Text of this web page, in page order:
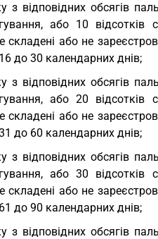
з відповідних обсягів
або 10 відсотків
або не
16 до 30 календарних днів;
з відповідних обсягів
або 20 відсотків
або не
31 до 60 календарних днів;
з відповідних обсягів
або 30 відсотків
або не
61 до 90 календарних днів;
з відповідних обсягів